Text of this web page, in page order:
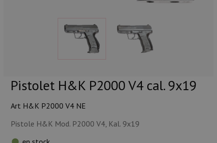
Pistolet H&K P2000 V4 cal. 9x19
Art H&K P2000 V4 NE
Pistole H&K Mod. P2000 V4, Kal. 9x19
Lampes et accessoires